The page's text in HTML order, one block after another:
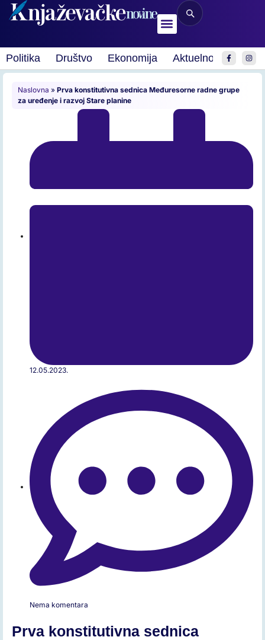
Politika Društvo Ekonomija Aktuelnosti Sport
Naslovna » Prva konstitutivna sednica Međuresorne radne grupe
za uređenje i razvoj Stare planine
12.05.2023.
Nema komentara
Prva konstitutivna sednica